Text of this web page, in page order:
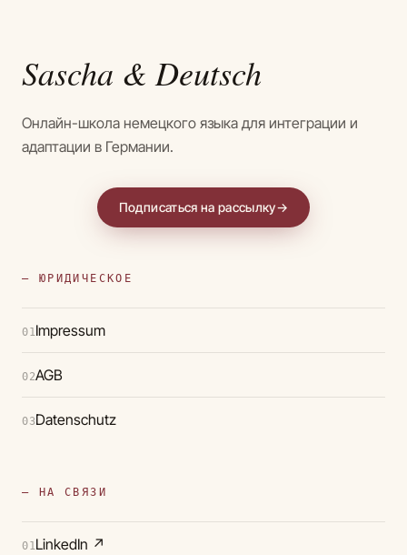
Sascha & Deutsch
Онлайн-школа немецкого языка для интеграции и
адаптации в Германии.
Подписаться на рассылку→
— ЮРИДИЧЕСКОЕ
01 Impressum
02AGB
03Datenschutz
— НА СВЯЗИ
01 LinkedIn ↗